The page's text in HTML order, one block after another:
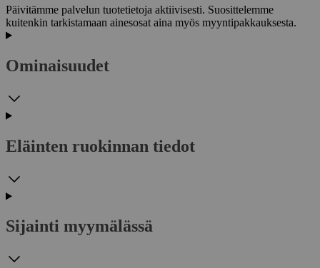
Päivitämme palvelun tuotetietoja aktiivisesti. Suosittelemme
kuitenkin tarkistamaan ainesosat aina myös myyntipakkauksesta.
Ominaisuudet
Eläinten ruokinnan tiedot
Sijainti myymälässä